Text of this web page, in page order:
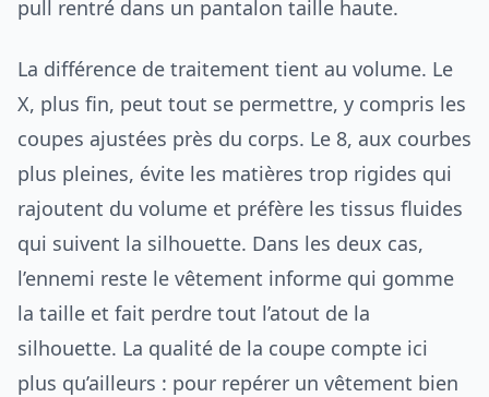
pull rentré dans un pantalon taille haute.
La différence de traitement tient au volume. Le
X, plus fin, peut tout se permettre, y compris les
coupes ajustées près du corps. Le 8, aux courbes
plus pleines, évite les matières trop rigides qui
rajoutent du volume et préfère les tissus fluides
qui suivent la silhouette. Dans les deux cas,
l’ennemi reste le vêtement informe qui gomme
la taille et fait perdre tout l’atout de la
silhouette. La qualité de la coupe compte ici
plus qu’ailleurs : pour repérer un vêtement bien